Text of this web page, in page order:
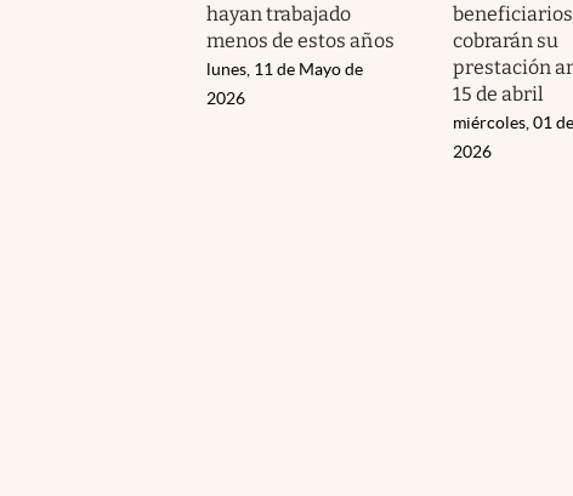
hayan trabajado
menos de estos años
lunes, 11 de Mayo de
2026
cobrarán su
prestación
15 de abril
miércoles, 01
2026